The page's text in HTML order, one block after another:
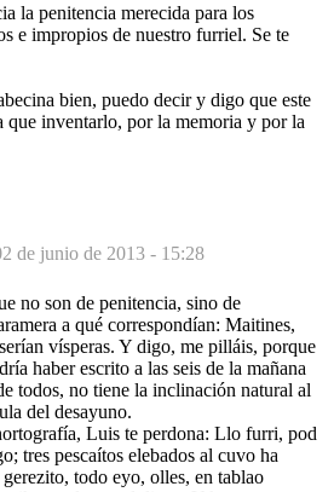
la penitencia merecida para los
e impropios de nuestro furriel. Se te
bien, puedo decir y digo que este
que inventarlo, por la memoria y por la
de junio de 2013 - 15:28
no son de penitencia, sino de
a qué correspondían: Maitines,
vísperas. Y digo, me pilláis, porque
haber escrito a las seis de la mañana
todos, no tiene la inclinación natural al
del desayuno.
Luis te perdona: Llo furri, pod
tres pescaítos elebados al cuvo ha
todo eyo, olles, en tablao